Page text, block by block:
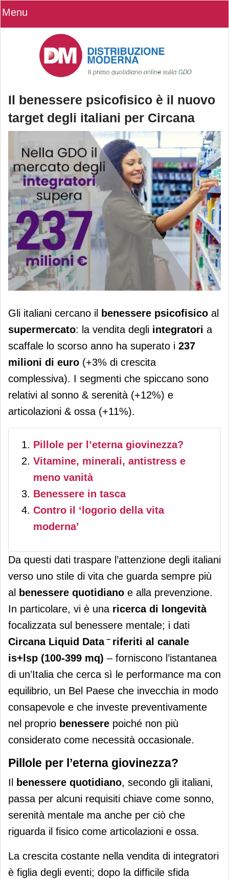
Menu
Il benessere psicofisico è il nuovo
target degli italiani per Circana
Il benessere psicofisico è il nuovo
target degli italiani per Circana
Gli italiani cercano il benessere psicofisico al
supermercato: la vendita degli integratori a
scaffale lo scorso anno ha superato i 237
milioni di euro (+3% di crescita
complessiva). I segmenti che spiccano sono
relativi al sonno & serenità (+12%) e
articolazioni & ossa (+11%).
Pillole per l’eterna giovinezza?
Vitamine, minerali, antistress e
meno vanità
Benessere in tasca
Contro il ‘logorio della vita
moderna’
Da questi dati traspare l’attenzione degli italiani
verso uno stile di vita che guarda sempre più
al
benessere quotidiano e alla prevenzione.
In particolare, vi è una ricerca di longevità
focalizzata sul benessere mentale; i dati
Circana Liquid Data – riferiti al canale
is+lsp (100-399 mq) – forniscono l’istantanea
di un’Italia che cerca sì le performance ma con
equilibrio, un Bel Paese che invecchia in modo
consapevole e che investe preventivamente
nel proprio benessere poiché non più
considerato come necessità occasionale.
Pillole per l’eterna giovinezza?
Il benessere quotidiano, secondo gli italiani,
passa per alcuni requisiti chiave come sonno,
serenità mentale ma anche per ciò che
riguarda il fisico come articolazioni e ossa.
La crescita costante nella vendita di integratori
è figlia degli eventi; dopo la difficile sfida